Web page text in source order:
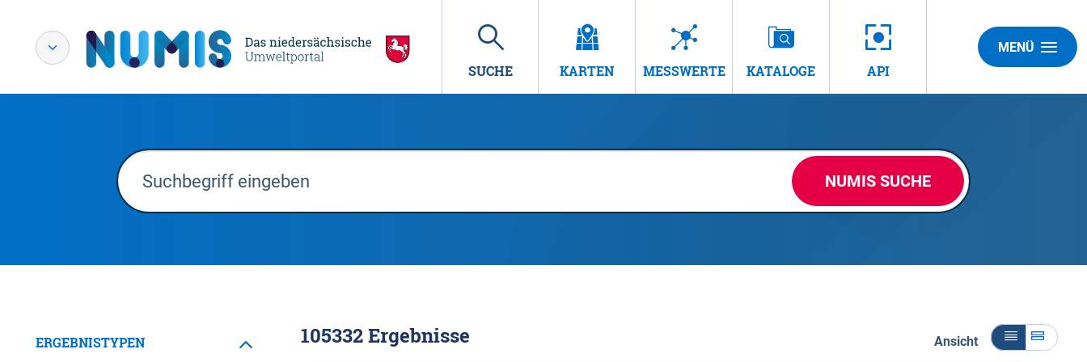
SUCHE KARTEN MESSWERTE KATALOGE API
MENÜ
NUMIS SUCHE
ERGEBNISTYPEN 105332Ergebnisse Ansicht